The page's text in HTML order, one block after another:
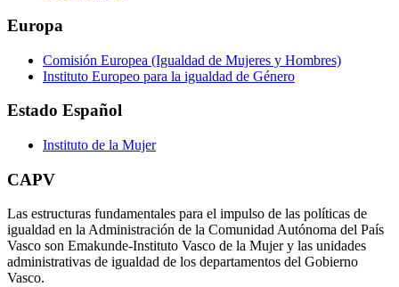
Europa
Comisión Europea (Igualdad de Mujeres y Hombres)
Instituto Europeo para la igualdad de Género
Estado Español
Instituto de la Mujer
CAPV
Las estructuras fundamentales para el impulso de las políticas de
igualdad en la Administración de la Comunidad Autónoma del País
Vasco son Emakunde-Instituto Vasco de la Mujer y las unidades
administrativas de igualdad de los departamentos del Gobierno
Vasco.